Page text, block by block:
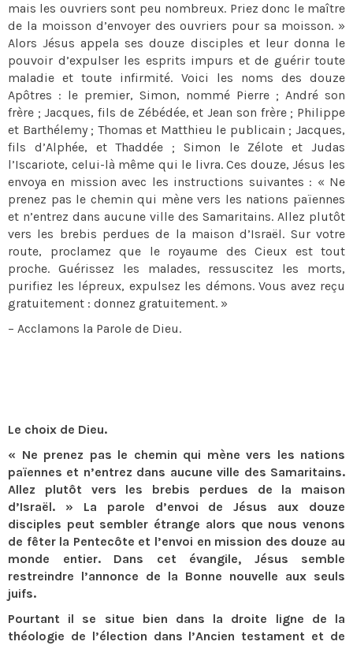
mais les ouvriers sont peu nombreux. Priez donc le maître
de la moisson d’envoyer des ouvriers pour sa moisson. »
Alors Jésus appela ses douze disciples et leur donna le
pouvoir d’expulser les esprits impurs et de guérir toute
maladie et toute infirmité. Voici les noms des douze
Apôtres : le premier, Simon, nommé Pierre ; André son
frère ; Jacques, fils de Zébédée, et Jean son frère ; Philippe
et Barthélemy ; Thomas et Matthieu le publicain ; Jacques,
fils d’Alphée, et Thaddée ; Simon le Zélote et Judas
l’Iscariote, celui-là même qui le livra. Ces douze, Jésus les
envoya en mission avec les instructions suivantes : « Ne
prenez pas le chemin qui mène vers les nations païennes
et n’entrez dans aucune ville des Samaritains. Allez plutôt
vers les brebis perdues de la maison d’Israël. Sur votre
route, proclamez que le royaume des Cieux est tout
proche. Guérissez les malades, ressuscitez les morts,
purifiez les lépreux, expulsez les démons. Vous avez reçu
gratuitement : donnez gratuitement. »
– Acclamons la Parole de Dieu.
Le choix de Dieu.
« Ne prenez pas le chemin qui mène vers les nations
païennes et n’entrez dans aucune ville des Samaritains.
Allez plutôt vers les brebis perdues de la maison
d’Israël. » La parole d’envoi de Jésus aux douze
disciples peut sembler étrange alors que nous venons
de fêter la Pentecôte et l’envoi en mission des douze au
monde entier. Dans cet évangile, Jésus semble
restreindre l’annonce de la Bonne nouvelle aux seuls
juifs.
Pourtant il se situe bien dans la droite ligne de la
théologie de l’élection dans l’Ancien testament et de